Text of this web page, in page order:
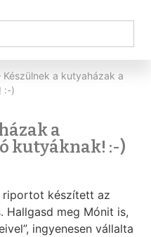
Készülnek a kutyaházak a
:-)
a
kutyáknak! :-)
riportot készített az
Hallgasd meg Mónit is,
ingyenesen vállalta